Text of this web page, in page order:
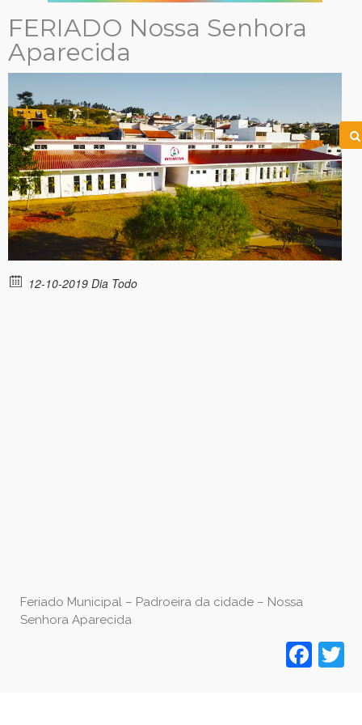
FERIADO Nossa Senhora
Aparecida
12-10-2019 Dia Todo
Feriado Municipal – Padroeira da cidade – Nossa
Senhora Aparecida